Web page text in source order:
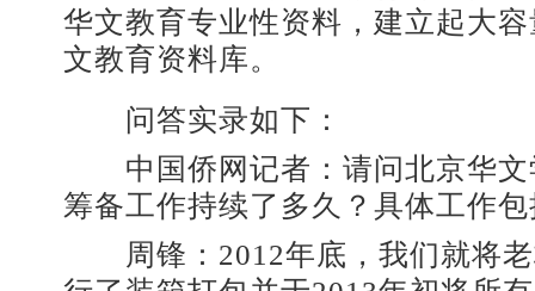
华文教育专业性资料，建立起大
文教育资料库。
问答实录如下：
中国侨网记者：请问北京华文
筹备工作持续了多久？具体工作
周锋：2012年底，我们就将老